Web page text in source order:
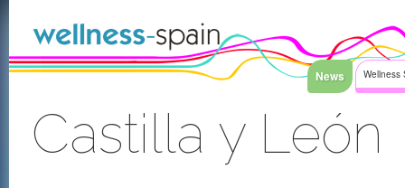
News Wellness
Castilla y León